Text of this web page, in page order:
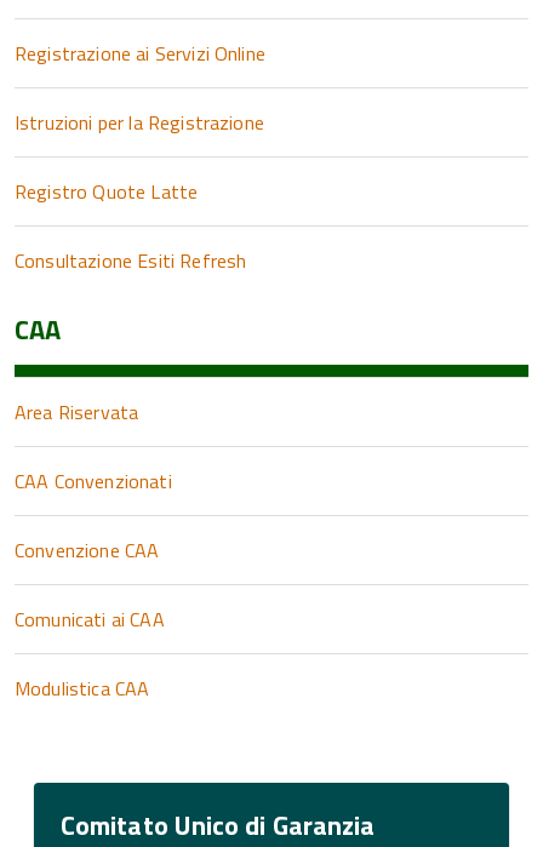
Registrazione ai Servizi Online
Istruzioni per la Registrazione
Registro Quote Latte
Consultazione Esiti Refresh
CAA
Area Riservata
CAA Convenzionati
Convenzione CAA
Comunicati ai CAA
Modulistica CAA
Comitato Unico di Garanzia